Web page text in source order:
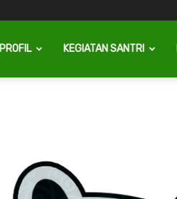
PROFIL KEGIATAN SANTRI